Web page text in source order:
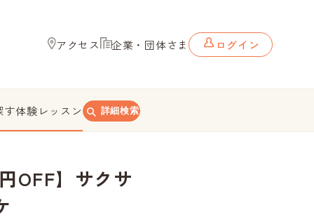
アクセス 企業・団体さま ログイン
す体験レッスン 詳細検索
OFF】サクサ